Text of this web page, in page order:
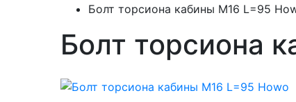
Болт торсиона кабины M16 L=95
Болт торсиона